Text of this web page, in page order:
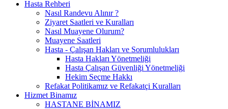
Hasta Rehberi
Nasıl Randevu Alınır ?
Ziyaret Saatleri ve Kuralları
Nasıl Muayene Olurum?
Muayene Saatleri
Hasta - Çalışan Hakları ve Sorumlulukları
Hasta Hakları Yönetmeliği
Hasta Çalışan Güvenliği Yönetmeliği
Hekim Seçme Hakkı
Refakat Politikamız ve Refakatçi Kuralları
Hizmet Binamız
HASTANE BİNAMIZ